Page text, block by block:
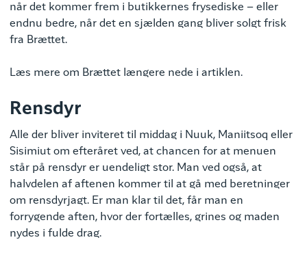
når det kommer frem i butikkernes frysediske – eller
endnu bedre, når det en sjælden gang bliver solgt frisk
fra Brættet.
Læs mere om Brættet længere nede i artiklen.
Rensdyr
Alle der bliver inviteret til middag i Nuuk, Maniitsoq eller
Sisimiut om efteråret ved, at chancen for at menuen
står på rensdyr er uendeligt stor. Man ved også, at
halvdelen af aftenen kommer til at gå med beretninger
om rensdyrjagt. Er man klar til det, får man en
forrygende aften, hvor der fortælles, grines og maden
nydes i fulde drag.